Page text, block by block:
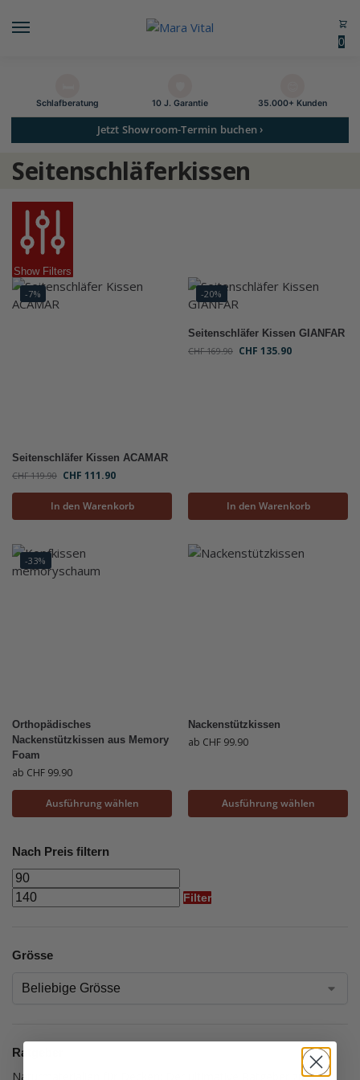
0
Schlaf­beratung 10 J. Garantie 35.000+ Kunden
Jetzt Showroom-Termin buchen ›
Seitenschläferkissen
Show Filters
-7%
Seitenschläfer Kissen ACAMAR
CHF119.90 CHF 111.90
In den Warenkorb
-20%
Seitenschläfer Kissen GIANFAR
CHF169.90 CHF 135.90
In den Warenkorb
-33%
Orthopädisches
Nackenstützkissen aus Memory
Foam
ab CHF 99.90
Ausführung wählen
Nackenstützkissen
ab CHF 99.90
Ausführung wählen
Nach Preis filtern
Filter
Grösse
Ratgeber
Naturmaterialien für Decken: Der ultimative Ratgeber zu